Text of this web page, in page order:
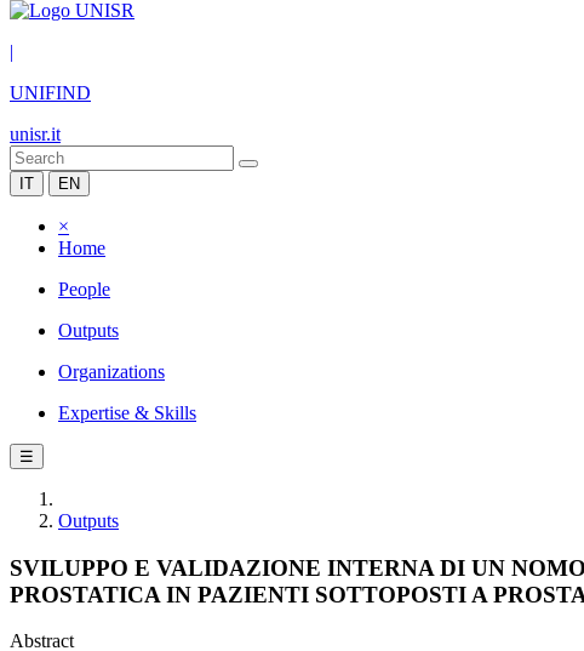
|
UNIFIND
unisr.it
IT EN
×
Home
People
Outputs
Organizations
Expertise & Skills
☰
Outputs
SVILUPPO E VALIDAZIONE INTERNA DI UN
PROSTATICA IN PAZIENTI SOTTOPOSTI A
Abstract